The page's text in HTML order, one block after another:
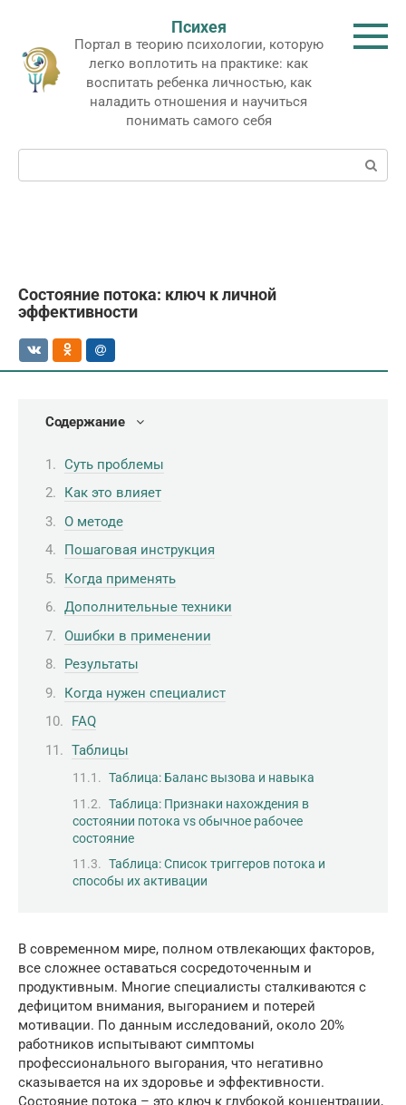
контенту
Психея
Портал в теорию психологии, которую
легко воплотить на практике: как
воспитать ребенка личностью, как
наладить отношения и научиться
понимать самого себя
Поиск:
Состояние потока: ключ к личной
эффективности
Содержание
Суть проблемы
Как это влияет
О методе
Пошаговая инструкция
Когда применять
Дополнительные техники
Ошибки в применении
Результаты
Когда нужен специалист
FAQ
Таблицы
Таблица: Баланс вызова и навыка
Таблица: Признаки нахождения в
состоянии потока vs обычное рабочее
состояние
Таблица: Список триггеров потока и
способы их активации
В современном мире, полном отвлекающих факторов,
все сложнее оставаться сосредоточенным и
продуктивным. Многие специалисты сталкиваются с
дефицитом внимания, выгоранием и потерей
мотивации. По данным исследований, около 20%
работников испытывают симптомы
профессионального выгорания, что негативно
сказывается на их здоровье и эффективности.
Состояние потока – это ключ к глубокой концентрации,